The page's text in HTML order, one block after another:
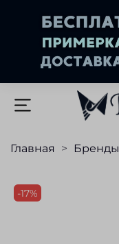
Главная Бренды
-17%